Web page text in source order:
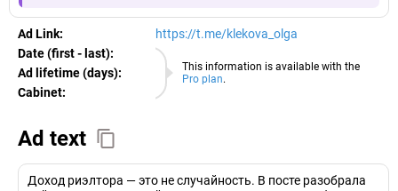
Ad Link: https://t.me/klekova_olga
This information is available with the
Pro plan.
Date (first - last):
06.08.2026
Ad lifetime (days):
Cabinet:
EURO
Ad text
Доход риэлтора — это не случайность. В посте разобрала